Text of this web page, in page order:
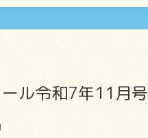
ル令和7年11月号